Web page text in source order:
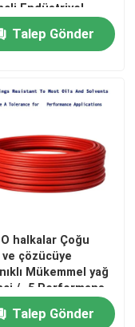
Endüstriyel
Dikişinde
Solventler
Talep Gönder
O halkalar Çoğu
ve çözücüye
Mükemmel yağ
/- 5 Performans
için
Talep Gönder